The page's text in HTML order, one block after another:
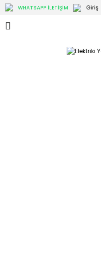
WHATSAPP İLETİŞİM Giriş